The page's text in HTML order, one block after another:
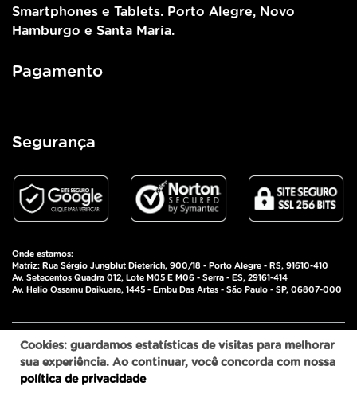
Smartphones e Tablets. Porto Alegre, Novo
Hamburgo e Santa Maria.
Pagamento
Segurança
Onde estamos:
Matriz: Rua Sérgio Jungblut Dieterich, 900/18 - Porto Alegre - RS, 91610-410
Av. Setecentos Quadra 012, Lote M05 E M06 - Serra - ES, 29161-414
Av. Helio Ossamu Daikuara, 1445 - Embu Das Artes - São Paulo - SP, 06807-000
Pulz Comércio de Importados Eireli - CNPJ:
06.051.394/0001-93 © 2025 - Todos os direitos
reservados.
Cookies: guardamos estatísticas de visitas para melhorar
sua experiência. Ao continuar, você concorda com nossa
política de privacidade